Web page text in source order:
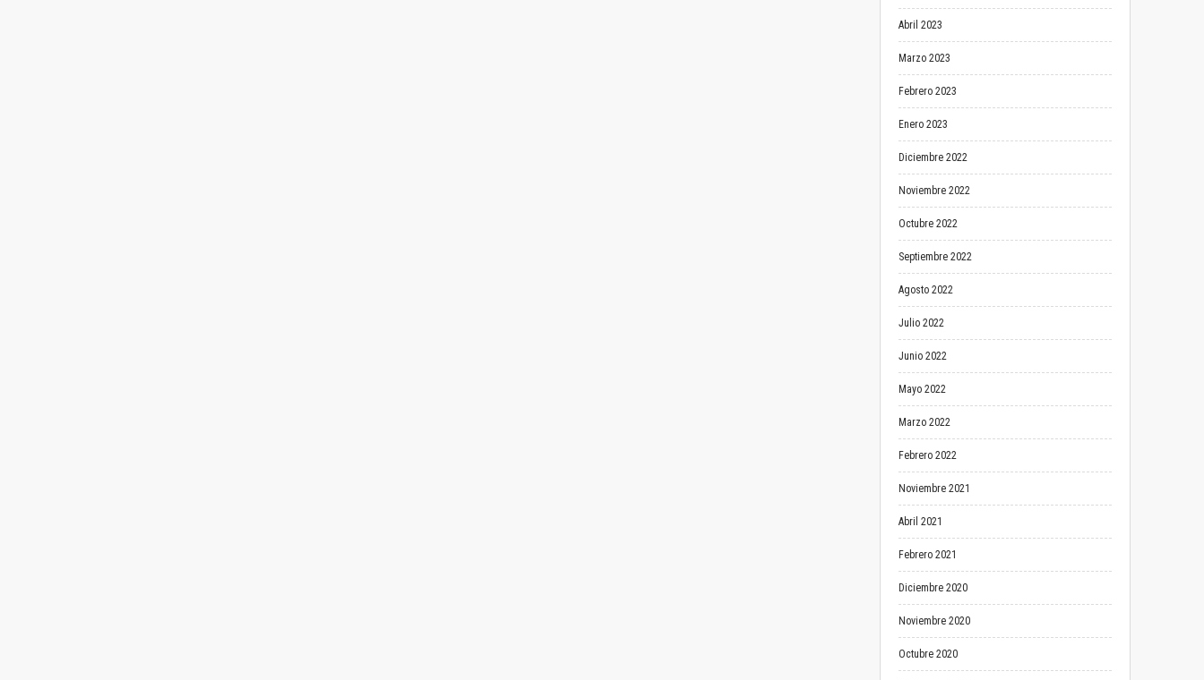
Abril 2023
Marzo 2023
Febrero 2023
Enero 2023
Diciembre 2022
Noviembre 2022
Octubre 2022
Septiembre 2022
Agosto 2022
Julio 2022
Junio 2022
Mayo 2022
Marzo 2022
Febrero 2022
Noviembre 2021
Abril 2021
Febrero 2021
Diciembre 2020
Noviembre 2020
Octubre 2020